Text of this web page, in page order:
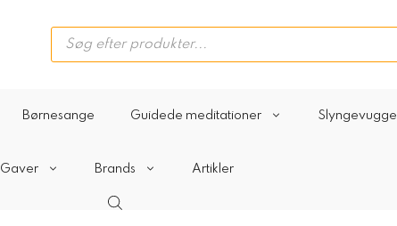
Products
search
Børnesange Guidede meditationer Slyngevugge
Gaver Brands Artikler